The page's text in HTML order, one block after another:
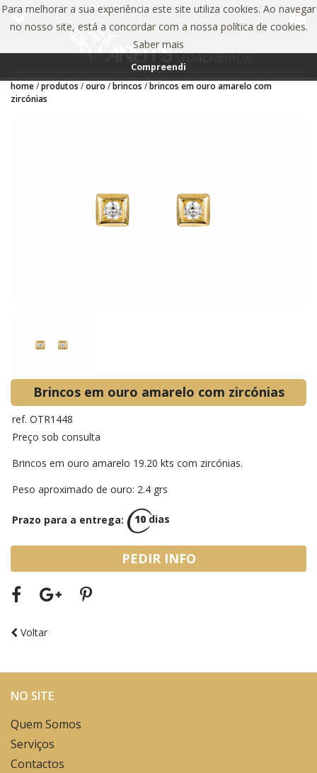
Para melhorar a sua experiência este site utiliza cookies. Ao navegar
no nosso site, está a concordar com a nossa política de cookies.
Saber mais
Compreendi
home produtos ouro brincos
brincos em ouro amarelo com
zircónias
Brincos em ouro amarelo com zircónias
ref. OTR1448
Preço sob consulta
Brincos em ouro amarelo 19.20 kts com zircónias.
Peso aproximado de ouro: 2.4 grs
Prazo para a entrega: 10 dias
PEDIR INFO
Voltar
NO SITE
Quem Somos
Serviços
Contactos